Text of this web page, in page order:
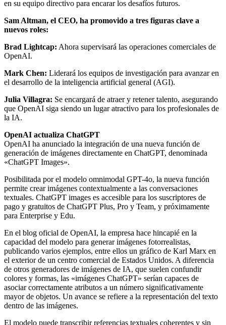
en su equipo directivo para encarar los desafíos futuros.
Sam Altman, el CEO, ha promovido a tres figuras clave a
nuevos roles:
Brad Lightcap: Ahora supervisará las operaciones comerciales de
OpenAI.
Mark Chen: Liderará los equipos de investigación para avanzar en
el desarrollo de la inteligencia artificial general (AGI).
Julia Villagra: Se encargará de atraer y retener talento, asegurando
que OpenAI siga siendo un lugar atractivo para los profesionales de
la IA.
OpenAI actualiza ChatGPT
OpenAI ha anunciado la integración de una nueva función de
generación de imágenes directamente en ChatGPT, denominada
«ChatGPT Images».
Posibilitada por el modelo omnimodal GPT-4o, la nueva función
permite crear imágenes contextualmente a las conversaciones
textuales. ChatGPT images es accesible para los suscriptores de
pago y gratuitos de ChatGPT Plus, Pro y Team, y próximamente
para Enterprise y Edu.
En el blog oficial de OpenAI, la empresa hace hincapié en la
capacidad del modelo para generar imágenes fotorrealistas,
publicando varios ejemplos, entre ellos un gráfico de Karl Marx en
el exterior de un centro comercial de Estados Unidos. A diferencia
de otros generadores de imágenes de IA, que suelen confundir
colores y formas, las «imágenes ChatGPT» serían capaces de
asociar correctamente atributos a un número significativamente
mayor de objetos. Un avance se refiere a la representación del texto
dentro de las imágenes.
El modelo puede transcribir referencias textuales coherentes y sin